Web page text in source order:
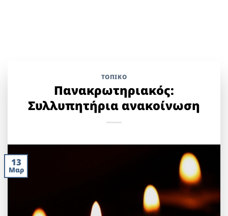
ΤΟΠΙΚΌ
Πανακρωτηριακός:
Συλλυπητήρια ανακοίνωση
13
Μαρ